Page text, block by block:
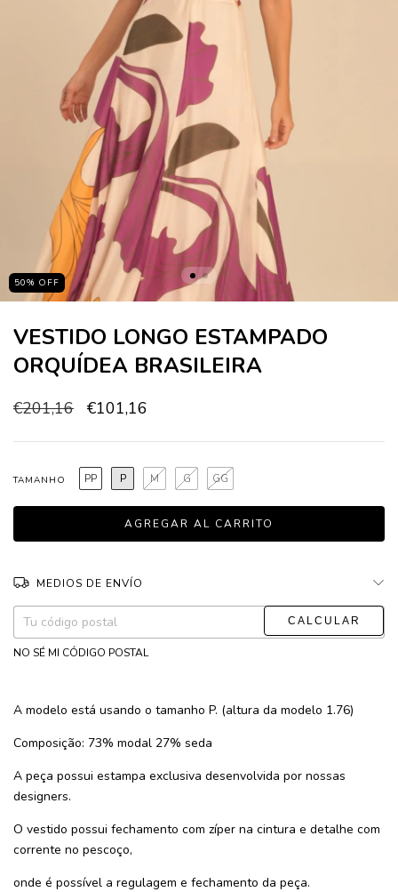
50% OFF
VESTIDO LONGO ESTAMPADO
ORQUÍDEA BRASILEIRA
€201,16 €101,16
TAMANHO GG
G
M
P
PP
MEDIOS DE ENVÍO
Entregas para el CP:
CAMBIAR CP
NO SÉ MI CÓDIGO POSTAL
A modelo está usando o tamanho P. (altura da modelo 1.76)
Composição: 73% modal 27% seda
A peça possui estampa exclusiva desenvolvida por nossas
designers.
O vestido possui fechamento com zíper na cintura e detalhe com
corrente no pescoço,
onde é possível a regulagem e fechamento da peça.